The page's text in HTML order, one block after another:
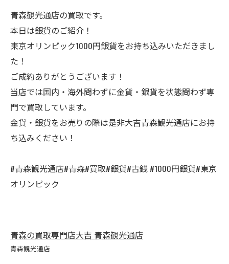
青森観光通店の買取です。
本日は銀貨のご紹介！
東京オリンピック1000円銀貨をお持ち込みいただきまし
た！
ご成約ありがとうございます！
当店では国内・海外問わずに金貨・銀貨を状態問わず専
門で買取しています。
金貨・銀貨をお売りの際は是非大吉青森観光通店にお持
ち込みください！
#青森観光通店#青森#買取#銀貨#古銭 #1000円銀貨#東京
オリンピック
青森の買取専門店大吉 青森観光通店
青森観光通店